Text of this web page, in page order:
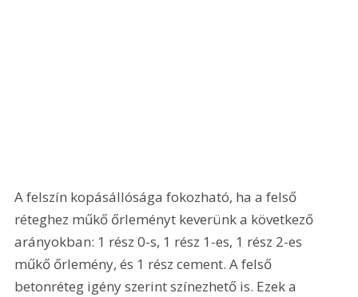
A felszín kopásállósága fokozható, ha a felső
réteghez műkő őrleményt keverünk a következő
arányokban: 1 rész 0-s, 1 rész 1-es, 1 rész 2-es
műkő őrlemény, és 1 rész cement. A felső
betonréteg igény szerint színezhető is. Ezek a